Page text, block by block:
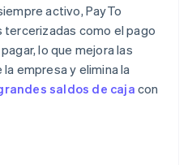
activo, PayTo
como el pago
lo que mejora las
empresa y elimina la
saldos de cajacon